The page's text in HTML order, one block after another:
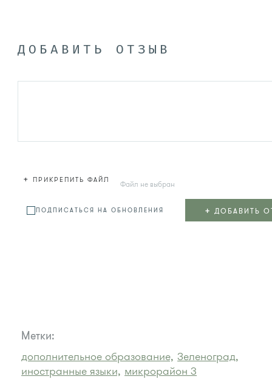
ДОБАВИТЬ ОТЗЫВ
+ ПРИКРЕПИТЬ ФАЙЛ Файл не выбран
ПОДПИСАТЬСЯ НА ОБНОВЛЕНИЯ + ДОБАВИТЬ
Метки:
дополнительное образование, Зеленоград,
иностранные языки, микрорайон 3